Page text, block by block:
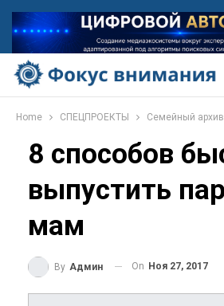
Home СПЕЦПРОЕКТЫ Семейный архив
8 способов
выпустить
мам
By Админ On Ноя 27, 2017